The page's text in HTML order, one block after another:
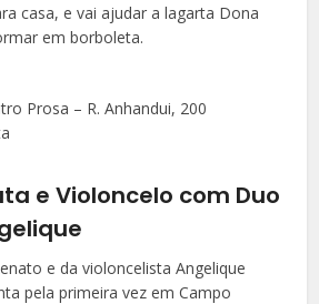
casa, e vai ajudar a lagarta Dona
em borboleta.
Prosa – R. Anhandui, 200
e Violoncelo com Duo
e da violoncelista Angelique
pela primeira vez em Campo